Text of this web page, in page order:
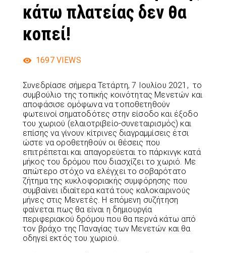
κάτω πλατείας δεν θα
κοπεί!
1697 VIEWS
Συνεδρίασε σήμερα Τετάρτη, 7 Ιουλίου 2021, το
συμβούλιο της τοπικής κοινότητας Μενετών και
αποφάσισε ομόφωνα να τοποθετηθούν
φωτεινοί σηματοδότες στην είσοδο και έξοδο
του χωριού (ελαιοτριβείο-συνεταιρισμός) και
επίσης να γίνουν κίτρινες διαγραμμίσεις έτσι
ώστε να οροθετηθούν οι θέσεις που
επιτρέπεται και απαγορεύεται το πάρκινγκ κατά
μήκος του δρόμου που διασχίζει το χωριό. Με
απώτερο στόχο να ελέγχει το σοβαρότατο
ζήτημα της κυκλοφοριακής συμφόρησης που
συμβαίνει ιδιαίτερα κατά τους καλοκαιρινούς
μήνες στις Μενετές. Η επόμενη συζήτηση
φαίνεται πως θα είναι η δημιουργία
περιφεριακού δρόμου που θα περνά κάτω από
τον βράχο της Παναγίας των Μενετών και θα
οδηγεί εκτός του χωριού.